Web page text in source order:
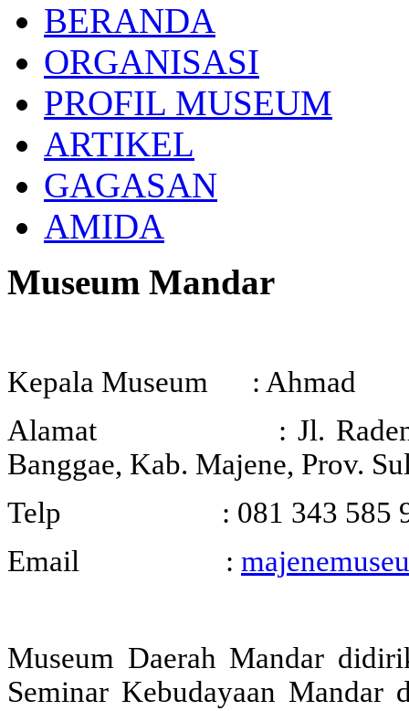
BERANDA
ORGANISASI
PROFIL MUSEUM
ARTIKEL
GAGASAN
AMIDA
Museum Mandar
Kepala Museum : Ahmad
Alamat : Jl. Raden
Banggae, Kab. Majene, Prov.
Telp : 081 343 585
Email :
Museum Daerah Mandar
Seminar Kebudayaan